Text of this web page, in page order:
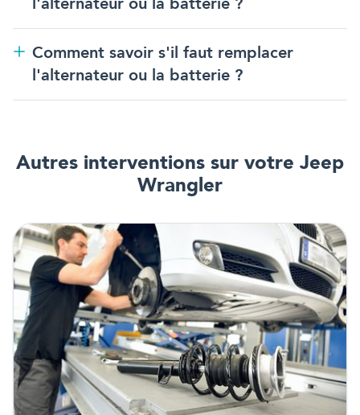
Comment savoir s'il faut remplacer
l'alternateur ou la batterie ?
Autres interventions sur votre Jeep
Wrangler